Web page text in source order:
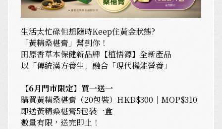
生活太忙碌但想隨時Keep住黃金狀態?
「黃精桑椹膏」幫到你！
田原香草本保健新品牌【植悟源】全新產品
以「傳統漢方養生」融合「現代機能營養」
【6月門市限定】買一送一
購買黃精桑椹膏（20包裝）HKD$300｜MOP$310
即送黃精桑椹膏5包裝一盒
數量有限，送完即止！